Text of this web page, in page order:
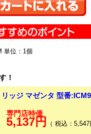
単位：1個
！
ッジ マゼンタ 型番
専門店特価
5,137円 （ 税込：